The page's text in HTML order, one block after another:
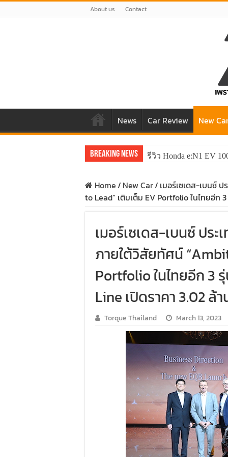
About us Contact
News Car Review New
Breaking News รีวิว Honda e:N1 EV
Home/ New Car/ เมอร์เซเดส-เบนซ์
to Lead” เติมเต็ม EV Portfolio ในไทยอีก
เมอร์เซเดส-เบนซ์ ปร
ภายใต้วิสัยทัศน์
Portfolio ในไทยอีก 3 รุ่
Line เปิดราคา 3.02 ล้
Torque Thailand March 13, 2023